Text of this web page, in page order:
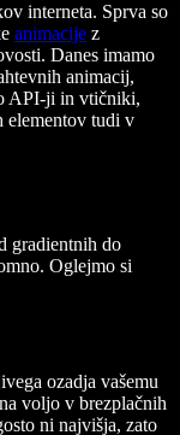
interneta. Sprva so
animacije z
Danes imamo
animacij,
API-ji in vtičniki,
elementov tudi v
gradientnih do
Oglejmo si
ozadja vašemu
voljo v brezplačnih
ni najvišja, zato